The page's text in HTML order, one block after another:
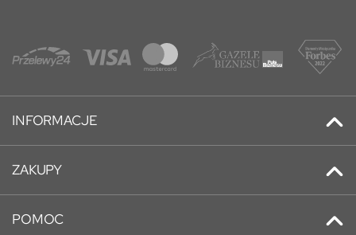
INFORMACJE
Kontakt
Promocje
ZAKUPY
Adresy
Historia zamówień
POMOC